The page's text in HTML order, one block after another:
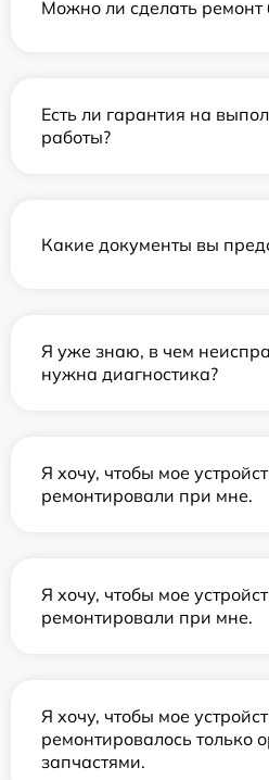
Можно ли сделать ремонт
Есть ли гарантия на
работы?
Какие документы вы
Я уже знаю, в чем
нужна диагностика?
Я хочу, чтобы мое
ремонтировали при мне.
Я хочу, чтобы мое
ремонтировали при мне.
Я хочу, чтобы мое
ремонтировалось только
запчастями.